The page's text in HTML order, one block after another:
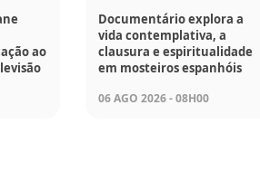
ao
Documentário explora a
vida contemplativa, a
clausura e espiritualidade
em mosteiros espanhóis
06 AGO 2026 - 08H00